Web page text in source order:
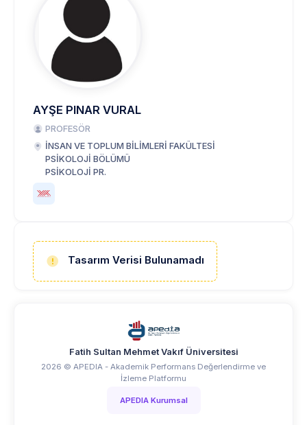
AYŞE PINAR VURAL
PROFESÖR
İNSAN VE TOPLUM BİLİMLERİ FAKÜLTESİ
PSİKOLOJİ BÖLÜMÜ
PSİKOLOJİ PR.
Tasarım Verisi Bulunamadı
Fatih Sultan Mehmet Vakıf Üniversitesi
2026 © APEDIA - Akademik Performans Değerlendirme ve
İzleme Platformu
APEDIA Kurumsal